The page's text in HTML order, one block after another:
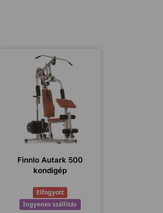
Finnlo Autark 500
kondigép
Elfogyott
Ingyenes szállítás